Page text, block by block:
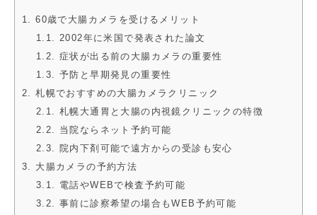
1. 60歳で大腸カメラを受けるメリット
1.1. 2002年に米国で発表された論文
1.2. 症状が出る前の大腸カメラの重要性
1.3. 予防と早期発見の重要性
2. 札幌でおすすめの大腸カメラクリニック
2.1. 札幌大通胃と大腸の内視鏡クリニックの特徴
2.2. 当院ならネット予約可能
2.3. 院内下剤可能で遠方からの受診も安心
3. 大腸カメラの予約方法
3.1. 電話やWEBで検査予約可能
3.2. 事前に診察希望の場合もWEB予約可能